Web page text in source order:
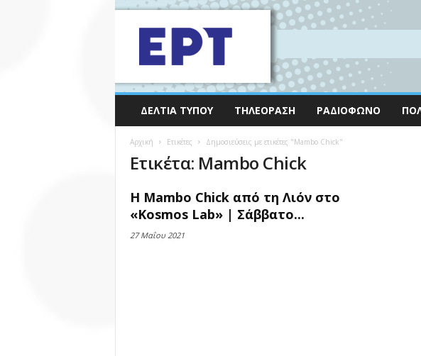
ΔΕΛΤΊΑ ΤΎΠΟΥ ΤΗΛΕΌΡΑΣΗ ΡΑΔΙΌΦΩΝΟ
Αρχική Ετικέτες Δημοσιεύσεις με ετικέτες "Mambo Chick"
Ετικέτα: Mambo Chick
Η Mambo Chick από τη Λιόν στο
«Kosmos Lab» | Σάββατο...
27 Μαΐου 2021